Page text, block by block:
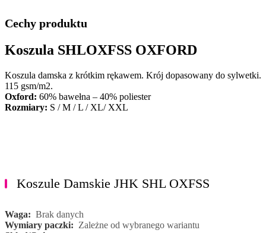
Cechy produktu
Koszula SHLOXFSS OXFORD
Koszula damska z krótkim rękawem. Krój dopasowany do sylwetki.
115 gsm/m2.
Oxford: 60% bawełna – 40% poliester
Rozmiary: S / M / L / XL/ XXL
Koszule Damskie JHK SHL OXFSS
Waga: Brak danych
Wymiary paczki: Zależne od wybranego wariantu